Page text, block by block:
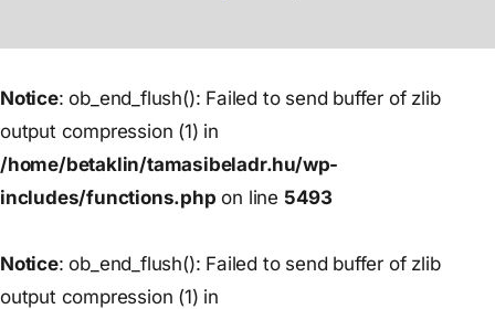
Notice: ob_end_flush(): Failed to send buffer of zlib
output compression (1) in
/home/betaklin/tamasibeladr.hu/wp-
includes/functions.php on line 5493
Notice: ob_end_flush(): Failed to send buffer of zlib
output compression (1) in